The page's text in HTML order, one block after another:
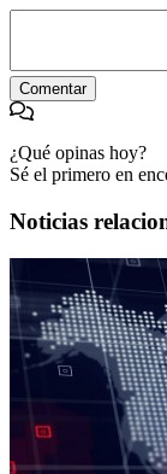
Comentar
¿Qué opinas hoy?
Sé el primero en
Noticias